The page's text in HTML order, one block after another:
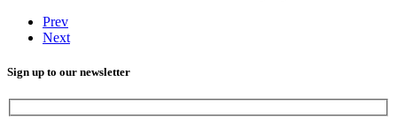
Prev
Next
Sign up to our newsletter